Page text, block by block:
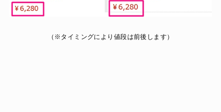
（※タイミングにより値段は前後します）